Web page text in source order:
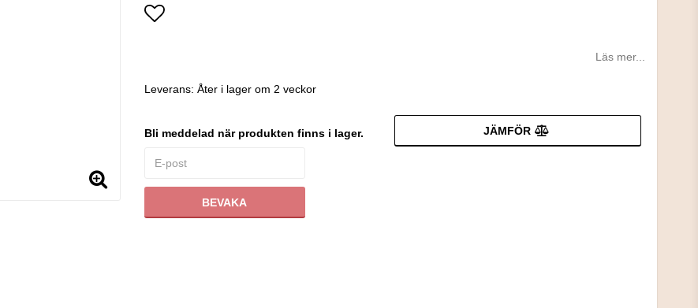
Läs mer...
Leverans: Åter i lager om 2 veckor
Bli meddelad när produkten finns i lager.
BEVAKA
JÄMFÖR